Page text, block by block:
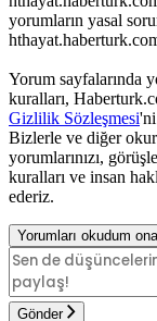
yorumların yasal
Yorum sayfalarında
kuralları,
Gizlilik Sözleşmesi
Bizlerle ve diğer
yorumlarınızı,
kuralları ve insan
ederiz.
Yorumları okudum
Gönder